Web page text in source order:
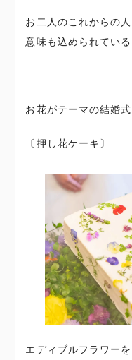
お二人のこれからの
意味も込められてい
お花がテーマの結婚
〔押し花ケーキ〕
エディブルフラワー